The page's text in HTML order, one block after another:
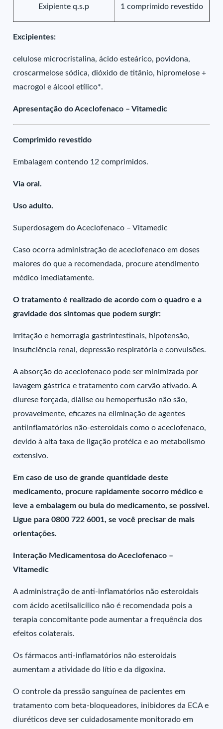
Exipiente q.s.p 1 comprimido revestido
Excipientes:
celulose microcristalina, ácido esteárico, povidona,
croscarmelose sódica, dióxido de titânio, hipromelose +
macrogol e álcool etílico*.
Apresentação do Aceclofenaco – Vitamedic
Comprimido revestido
Embalagem contendo 12 comprimidos.
Via oral.
Uso adulto.
Superdosagem do Aceclofenaco – Vitamedic
Caso ocorra administração de aceclofenaco em doses
maiores do que a recomendada, procure atendimento
médico imediatamente.
O tratamento é realizado de acordo com o quadro e a
gravidade dos sintomas que podem surgir:
Irritação e hemorragia gastrintestinais, hipotensão,
insuficiência renal, depressão respiratória e convulsões.
A absorção do aceclofenaco pode ser minimizada por
lavagem gástrica e tratamento com carvão ativado. A
diurese forçada, diálise ou hemoperfusão não são,
provavelmente, eficazes na eliminação de agentes
antiinflamatórios não-esteroidais como o aceclofenaco,
devido à alta taxa de ligação protéica e ao metabolismo
extensivo.
Em caso de uso de grande quantidade deste
medicamento, procure rapidamente socorro médico e
leve a embalagem ou bula do medicamento, se possível.
Ligue para 0800 722 6001, se você precisar de mais
orientações.
Interação Medicamentosa do Aceclofenaco –
Vitamedic
A administração de anti-inflamatórios não esteroidais
com ácido acetilsalicílico não é recomendada pois a
terapia concomitante pode aumentar a frequência dos
efeitos colaterais.
Os fármacos anti-inflamatórios não esteroidais
aumentam a atividade do lítio e da digoxina.
O controle da pressão sanguínea de pacientes em
tratamento com beta-bloqueadores, inibidores da ECA e
diuréticos deve ser cuidadosamente monitorado em